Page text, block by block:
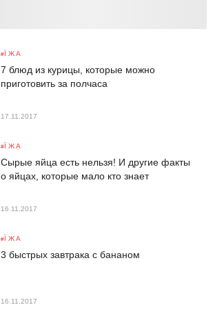
ЇЖА
7 блюд из курицы, которые можно
приготовить за полчаса
17.11.2017
ЇЖА
Сырые яйца есть нельзя! И другие факты
о яйцах, которые мало кто знает
16.11.2017
ЇЖА
3 быстрых завтрака с бананом
16.11.2017